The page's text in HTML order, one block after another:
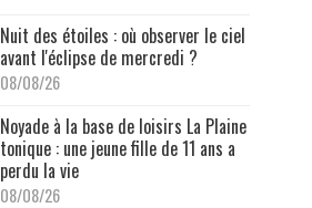
Nuit des étoiles : où observer le ciel
avant l'éclipse de mercredi ?
08/08/26
Noyade à la base de loisirs La Plaine
tonique : une jeune fille de 11 ans a
perdu la vie
08/08/26